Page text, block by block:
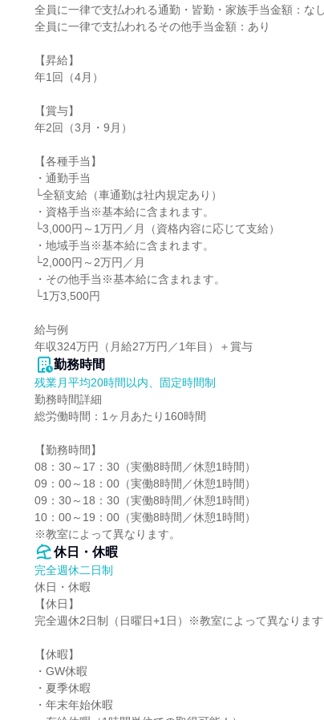
全員に一律で支払われる通勤・皆勤・家族手当金額：なし
全員に一律で支払われるその他手当金額：あり
【昇給】
年1回（4月）
【賞与】
年2回（3月・9月）
【各種手当】
・通勤手当
└全額支給（車通勤は社内規定あり）
・資格手当※基本給に含まれます。
└3,000円～1万円／月（資格内容に応じて支給）
・地域手当※基本給に含まれます。
└2,000円～2万円／月
・その他手当※基本給に含まれます。
└1万3,500円
給与例
年収324万円（月給27万円／1年目）＋賞与
勤務時間
残業月平均20時間以内、固定時間制
勤務時間詳細
総労働時間：1ヶ月あたり160時間
【勤務時間】
08：30～17：30（実働8時間／休憩1時間）
09：00～18：00（実働8時間／休憩1時間）
09：30～18：30（実働8時間／休憩1時間）
10：00～19：00（実働8時間／休憩1時間）
※教室によって異なります。
休日・休暇
完全週休二日制
休日・休暇
【休日】
完全週休2日制（日曜日+1日）※教室によって異なります
【休暇】
・GW休暇
・夏季休暇
・年末年始休暇